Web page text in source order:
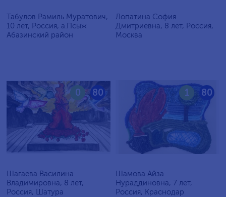
Табулов Рамиль Муратович,
10 лет, Россия, а.Псыж
Абазинский район
Лопатина София
Дмитриевна, 8 лет, Россия,
Москва
80
0
Шагаева Василина
Владимировна, 8 лет,
Россия, Шатура
80
1
Шамова Айза
Нураддиновна, 7 лет,
Россия, Краснодар